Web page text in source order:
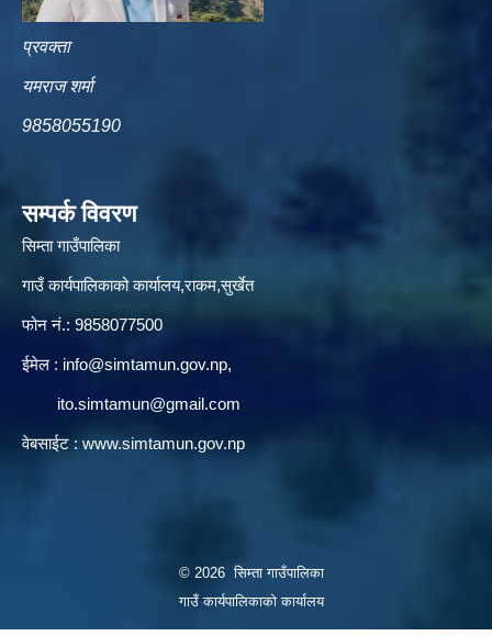
प्रवक्ता
यमराज शर्मा
9858055190
सम्पर्क विवरण
सिम्ता गाउँपालिका
गाउँ कार्यपालिकाको कार्यालय,राकम,सुर्खेत
फोन नं.: 9858077500
ईमेल‌ : info@simtamun.gov.np,
ito.simtamun@gmail.com
वेबसाईट : www.simtamun.gov.np
© 2026 सिम्ता गाउँपालिका
गाउँ कार्यपालिकाको कार्यालय